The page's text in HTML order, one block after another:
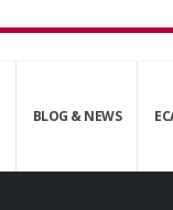
BLOG & NEWS